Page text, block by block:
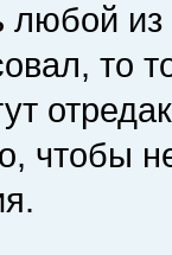
любой
то
чтобы